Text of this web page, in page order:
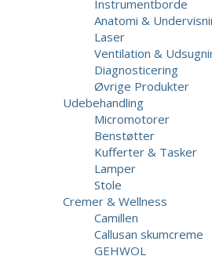
Instrumentborde
Anatomi &
Laser
Ventilation &
Diagnosticering
Øvrige Produkter
Udebehandling
Micromotorer
Benstøtter
Kufferter & Tasker
Lamper
Stole
Cremer & Wellness
Camillen
Callusan skumcreme
GEHWOL